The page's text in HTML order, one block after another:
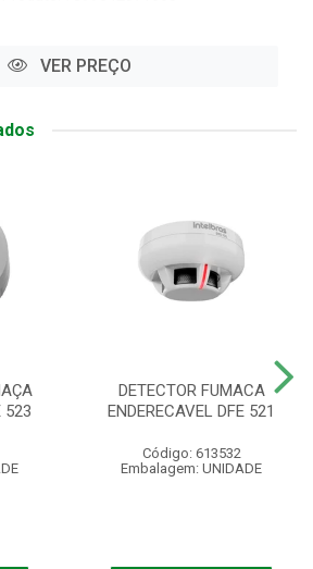
VER PREÇO
523
DETECTOR FUMACA
ENDERECAVEL DFE 521
Código: 613532
Embalagem: UNIDADE